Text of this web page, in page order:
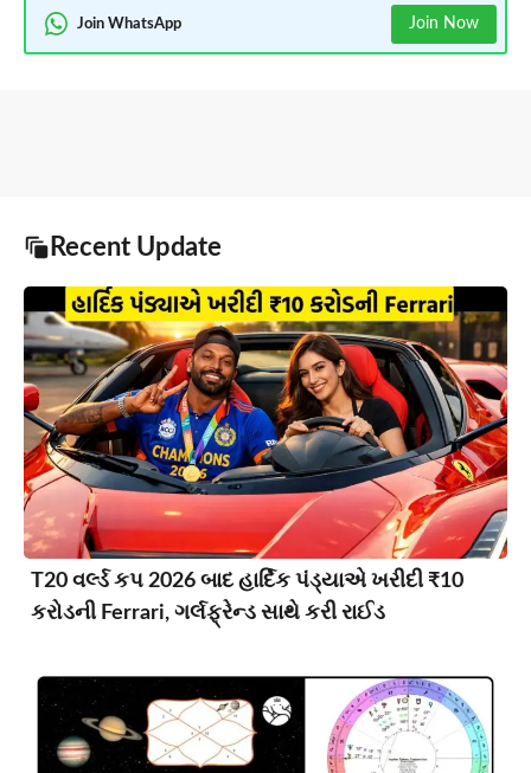
Join WhatsApp Join Now
Recent Update
T20 વર્લ્ડ કપ 2026 બાદ હાર્દિક પંડ્યાએ ખરીદી ₹10
કરોડની Ferrari, ગર્લફ્રેન્ડ સાથે કરી રાઈડ